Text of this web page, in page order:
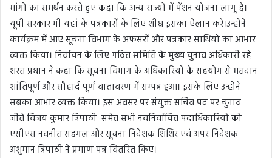
मांगो का समर्थन करते हुए कहा कि अन्य राज्यों में पेंशन योजना लागू है।
यूपी सरकार भी यहां के पत्रकारों के लिए शीघ्र इसका ऐलान करे।उन्होंने
कार्यक्रम में आए सूचना विभाग के अफसरों और पत्रकार साथियों का आभार
व्यक्त किया। निर्वाचन के लिए गठित समिति के मुख्य चुनाव अधिकारी रहे
शरत प्रधान ने कहा कि सूचना विभाग के अधिकारियों के सहयोग से मतदान
शांतिपूर्ण और सौहार्द पूर्ण वातावरण में सम्पन्न हुआ। इसके लिए उन्होने
सबका आभार व्यक्त किया। इस अवसर पर संयुक्त सचिव पद पर चुनाव
जीते विजय कुमार त्रिपाठी समेत सभी नवनिर्वाचित पदाधिकारियों को
एसीएस नवनीत सहगल और सूचना निदेशक शिशिर एवं अपर निदेशक
अंशुमान त्रिपाठी ने प्रमाण पत्र वितरित किए।